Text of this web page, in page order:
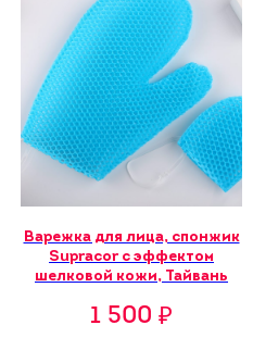
Варежка для лица, спонжик
Supracor с эффектом
шелковой кожи, Тайвань
1 500 ₽